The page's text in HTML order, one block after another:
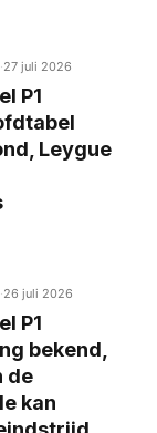
·27 juli 2026
P1
Leygue
·26 juli 2026
P1
bekend,
de
kan